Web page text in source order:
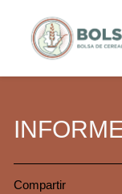
Compartir